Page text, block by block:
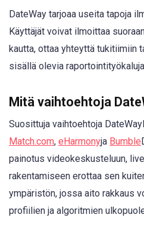
DateWay tarjoaa useita tapoja
Käyttäjät voivat ilmoittaa
kautta, ottaa yhteyttä tukitiimiin
sisällä olevia
Mitä vaihtoehtoja
Suosittuja vaihtoehtoja
Match.com, eHarmonyja Bumble
painotus videokeskusteluun,
rakentamiseen erottaa sen
ympäristön, jossa aito rakkaus
profiilien ja algoritmien